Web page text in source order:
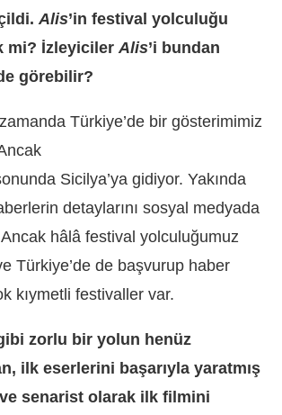
Alis’in festival yolculuğu
mi? İzleyiciler Alis’i bundan
görebilir?
Türkiye’de bir gösterimimiz
Sicilya’ya gidiyor. Yakında
detaylarını sosyal medyada
hâlâ festival yolculuğumuz
Türkiye’de de başvurup haber
kıymetli festivaller var.
zorlu bir yolun henüz
ilk eserlerini başarıyla yaratmış
senarist olarak ilk filmini